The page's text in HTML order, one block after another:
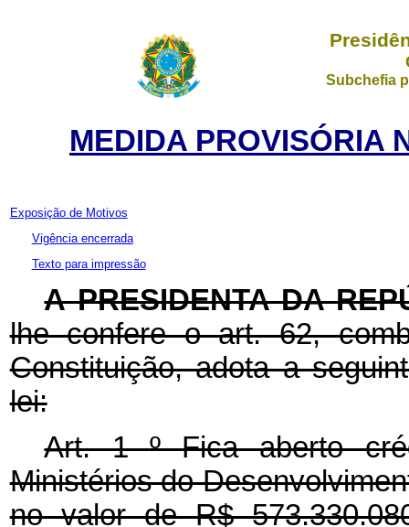
Subchefia
MEDIDA PROVISÓRIA
Exposição de Motivos
Vigência encerrada
Texto para impressão
A PRESIDENTA DA
lhe confere o art. 62,
Constituição, adota a
lei:
Art. 1ºFica aberto
Ministérios do
no valor de R$